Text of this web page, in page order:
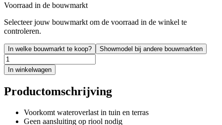
Voorraad in de bouwmarkt
Selecteer jouw bouwmarkt om de voorraad in de winkel te
controleren.
In welke bouwmarkt te koop? Showmodel bij andere bouwmarkten
In winkelwagen
Productomschrijving
Voorkomt wateroverlast in tuin en terras
Geen aansluiting op riool nodig